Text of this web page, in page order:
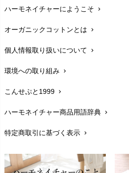
配送と送料chevron_right
在庫状況と発送予定chevron_right
サイズ・寸法chevron_right
生地・素材chevron_right
お手入れについて
レビューを書こうchevron_right
返品交換chevron_right
FAXでのご注文
ハーモネイチャーにようこそ chevron_right
オーガニックコットンとは chevron_right
個人情報取り扱いについて chevron_right
環境への取り組み chevron_right
こんせぷと1999 chevron_right
ハーモネイチャー商品用語辞典 chevron_right
特定商取引に基づく表示 chevron_right